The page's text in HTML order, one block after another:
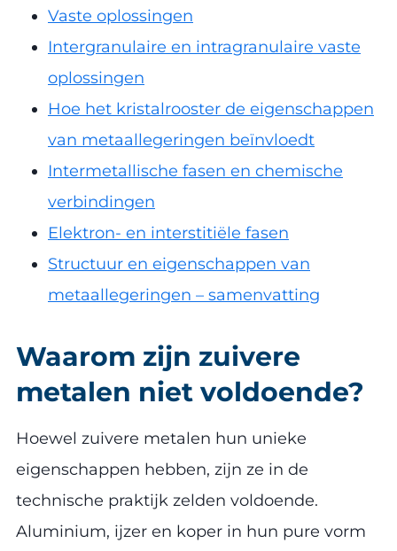
Vaste oplossingen
Intergranulaire en intragranulaire vaste
oplossingen
Hoe het kristalrooster de eigenschappen
van metaallegeringen beïnvloedt
Intermetallische fasen en chemische
verbindingen
Elektron- en interstitiële fasen
Structuur en eigenschappen van
metaallegeringen – samenvatting
Waarom zijn zuivere
metalen niet voldoende?
Hoewel zuivere metalen hun unieke
eigenschappen hebben, zijn ze in de
technische praktijk zelden voldoende.
Aluminium, ijzer en koper in hun pure vorm